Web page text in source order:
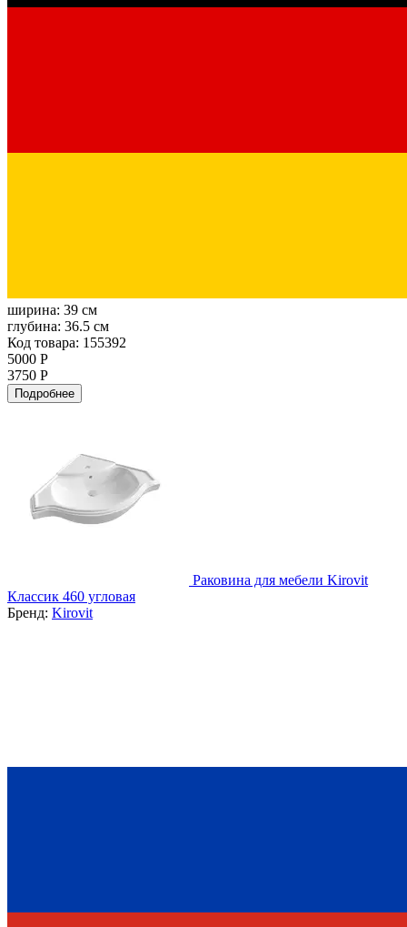
ширина: 39 см
глубина: 36.5 см
Код товара: 155392
5000 Р
3750 Р
Подробнее
Раковина для мебели Kirovit
Классик 460 угловая
Бренд: Kirovit